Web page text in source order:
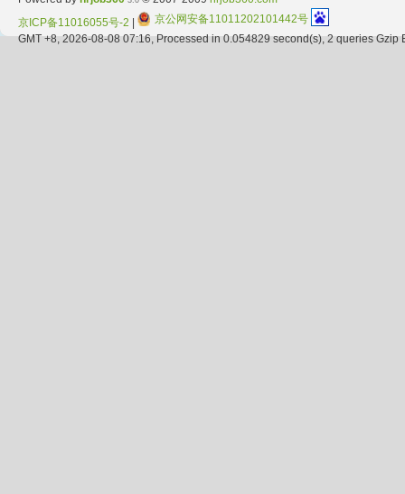
京ICP备11016055号-2
京公网安备11011202101442号
GMT +8, 2026-08-08 07:16, Processed in 0.054829 second(s), 2 queries Gzip